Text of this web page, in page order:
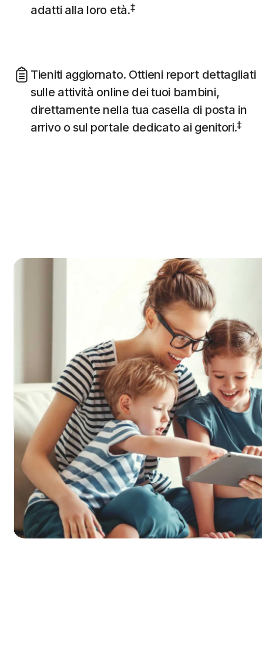
adatti alla loro età.‡
Tieniti aggiornato. Ottieni report dettagliati
sulle attività online dei tuoi bambini,
direttamente nella tua casella di posta in
arrivo o sul portale dedicato ai genitori.‡